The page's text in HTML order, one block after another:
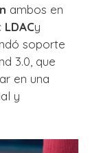
ambos en
LDACy
soporte
3.0, que
en una
y